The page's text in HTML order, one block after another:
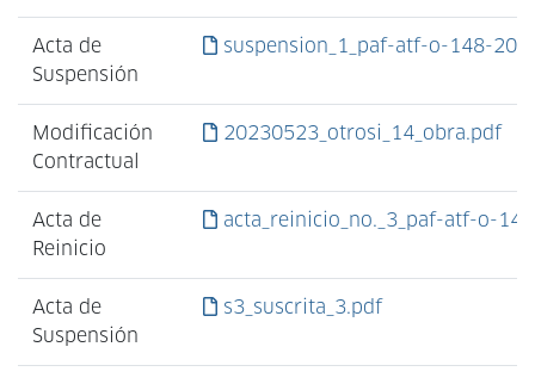
Acta de
Suspensión
suspension_1_paf-atf-o-148-
Modificación
Contractual
20230523_otrosi_14_obra.pdf
Acta de
Reinicio
acta_reinicio_no._3_paf-atf-o-
Acta de
Suspensión
s3_suscrita_3.pdf